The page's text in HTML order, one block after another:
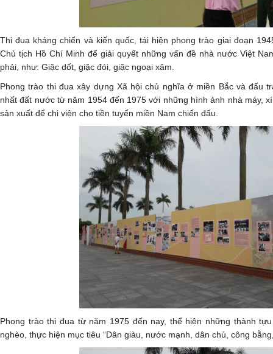
Thi đua kháng chiến và kiến quốc, tái hiện phong trào giai đoạn
Chủ tịch Hồ Chí Minh để giải quyết những vấn đề nhà nước Việt
phải, như: Giặc dốt, giặc đói, giặc ngoại xâm.
Phong trào thi đua xây dựng Xã hội chủ nghĩa ở miền Bắc và đấu
nhất đất nước từ năm 1954 đến 1975 với những hình ảnh nhà máy,
sản xuất để chi viện cho tiền tuyến miền Nam chiến đấu.
Phong trào thi đua từ năm 1975 đến nay, thể hiện những thành
nghèo, thực hiện mục tiêu “Dân giàu, nước mạnh, dân chủ, công